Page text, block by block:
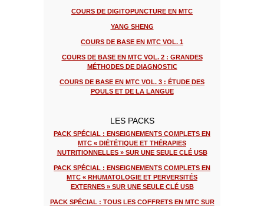
COURS DE DIGITOPUNCTURE EN MTC
YANG SHENG
COURS DE BASE EN MTC VOL. 1
COURS DE BASE EN MTC VOL. 2 : GRANDES
MÉTHODES DE DIAGNOSTIC
COURS DE BASE EN MTC VOL. 3 : ÉTUDE DES
POULS ET DE LA LANGUE
LES PACKS
PACK SPÉCIAL : ENSEIGNEMENTS COMPLETS EN
MTC « DIÉTÉTIQUE ET THÉRAPIES
NUTRITIONNELLES » SUR UNE SEULE CLÉ USB
PACK SPÉCIAL : ENSEIGNEMENTS COMPLETS EN
MTC « RHUMATOLOGIE ET PERVERSITÉS
EXTERNES » SUR UNE SEULE CLÉ USB
PACK SPÉCIAL : TOUS LES COFFRETS EN MTC SUR